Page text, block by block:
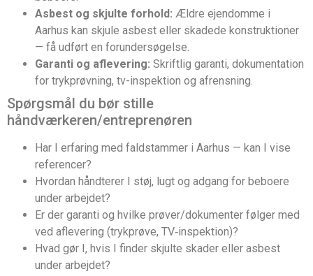
Asbest og skjulte forhold: Ældre ejendomme i
Aarhus kan skjule asbest eller skadede konstruktioner
— få udført en forundersøgelse.
Garanti og aflevering: Skriftlig garanti, dokumentation
for trykprøvning, tv-inspektion og afrensning.
Spørgsmål du bør stille
håndværkeren/entreprenøren
Har I erfaring med faldstammer i Aarhus — kan I vise
referencer?
Hvordan håndterer I støj, lugt og adgang for beboere
under arbejdet?
Er der garanti og hvilke prøver/dokumenter følger med
ved aflevering (trykprøve, TV‑inspektion)?
Hvad gør I, hvis I finder skjulte skader eller asbest
under arbejdet?